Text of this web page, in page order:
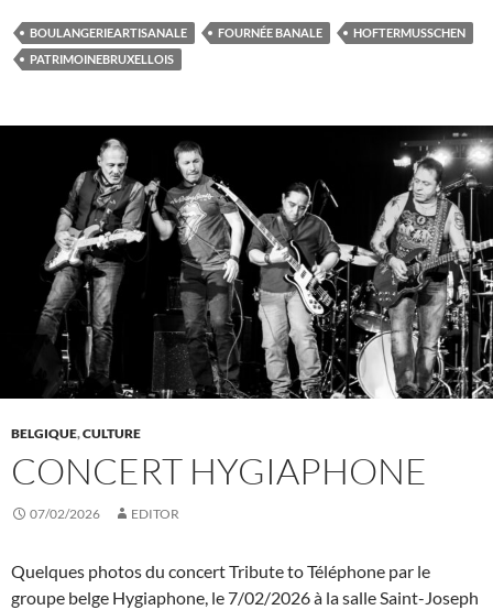
BOULANGERIEARTISANALE FOURNÉE BANALE
HOFTERMUSSCHEN
PATRIMOINEBRUXELLOIS
BELGIQUE,CULTURE
CONCERT HYGIAPHONE
07/02/2026 EDITOR
Quelques photos du concert Tribute to Téléphone par le
groupe belge Hygiaphone, le 7/02/2026 à la salle Saint-Joseph